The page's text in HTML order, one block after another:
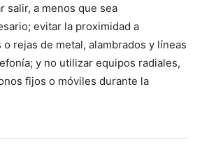
salir, a menos que sea
evitar la proximidad a
o rejas de metal, alambrados y líneas
y no utilizar equipos radiales,
fijos o móviles durante la